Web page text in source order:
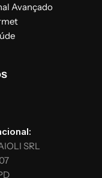
Avançado
SRL